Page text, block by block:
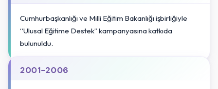
Cumhurbaşkanlığı ve Milli Eğitim Bakanlığı işbirliğiyle
“Ulusal Eğitime Destek” kampanyasına katkıda
bulunuldu.
2001-2006